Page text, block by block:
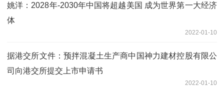
姚洋：2028年-2030年中国将超越美国 成为世界第一大经济
体
2022-01-10
据港交所文件：预拌混凝土生产商中国神力建材控股有限公
司向港交所提交上市申请书
2022-01-10